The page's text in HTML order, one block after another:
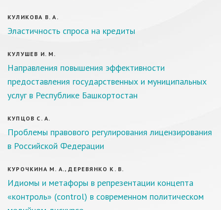
КУЛИКОВА В. А.
Эластичность спроса на кредиты
КУЛУШЕВ И. М.
Направления повышения эффективности
предоставления государственных и муниципальных
услуг в Республике Башкортостан
КУПЦОВ С. А.
Проблемы правового регулирования лицензирования
в Российской Федерации
КУРОЧКИНА М. А., ДЕРЕВЯНКО К. В.
Идиомы и метафоры в репрезентации концепта
«контроль» (control) в современном политическом